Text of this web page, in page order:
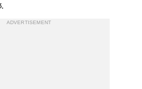
ADVERTISEMENT